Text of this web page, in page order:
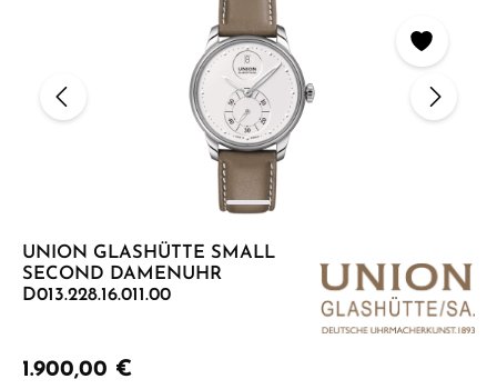
UNION GLASHÜTTE SMALL
SECOND DAMENUHR
D013.228.16.011.00
1.900,00 €